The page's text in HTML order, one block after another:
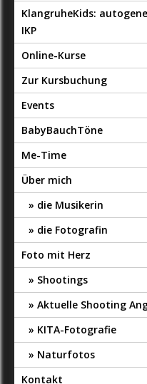
KlangruheKids:
IKP
Online-Kurse
Zur Kursbuchung
Events
BabyBauchTöne
Me-Time
Über mich
die Musikerin
die Fotografin
Foto mit Herz
Shootings
Aktuelle Shooting
KITA-Fotografie
Naturfotos
Kontakt